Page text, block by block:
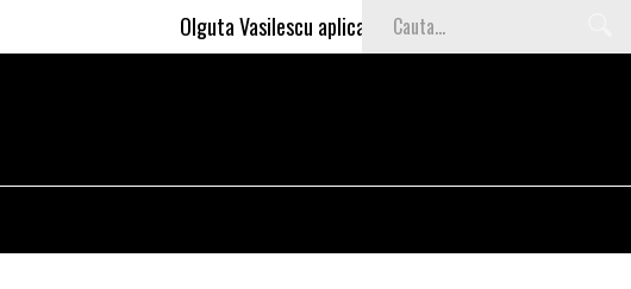
Olguta Vasilescu aplica invataturile lui Nea Marin: